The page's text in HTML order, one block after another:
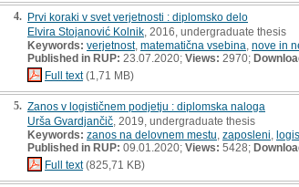
4. Prvi koraki v svet verjetnosti : diplomsko delo
Elvira Stojanović Kolnik , 2016, undergraduate thesis
Keywords: verjetnost, matematična vsebina nove in
Published in RUP: 23.07.2020; Views: 2970;
Full text(1,71 MB)
5. Zanos v logističnem podjetju : diplomska naloga
Urša Gvardjančič , 2019, undergraduate thesis
Keywords: zanos na delovnem mestu zaposleni
Published in RUP: 09.01.2020; Views: 5428;
Full text(825,71 KB)